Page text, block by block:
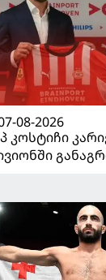
08-2026
კოსტიჩი